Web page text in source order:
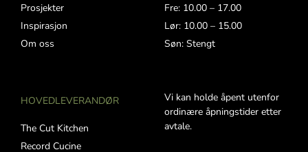
Prosjekter
Inspirasjon
Om oss
HOVEDLEVERANDØR
The Cut Kitchen
Record Cucine
Fre: 10.00 – 17.00
Lør: 10.00 – 15.00
Søn: Stengt
Vi kan holde åpent utenfor
ordinære åpningstider etter
avtale.